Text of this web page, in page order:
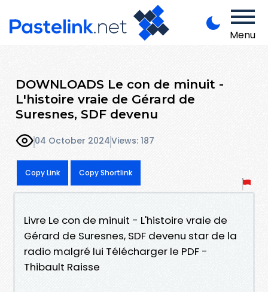
Menu
DOWNLOADS Le con de minuit -
L'histoire vraie de Gérard de
Suresnes, SDF devenu
04 October 2024Views: 187
Copy Link Copy Shortlink
Livre Le con de minuit - L'histoire vraie de
Gérard de Suresnes, SDF devenu star de la
radio malgré lui Télécharger le PDF -
Thibault Raisse